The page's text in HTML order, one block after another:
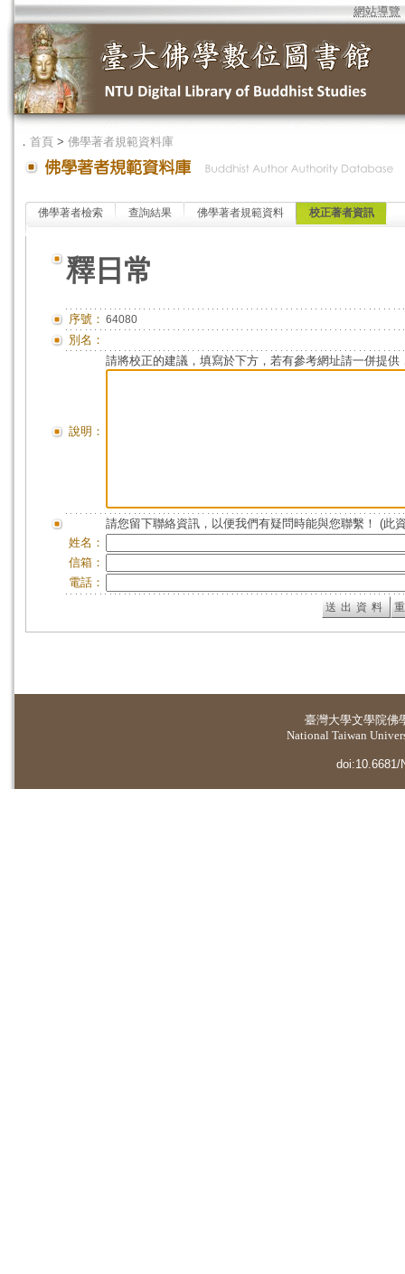
網站導覽
． 首頁 > 佛學著者規範資料庫
佛學著者檢索 查詢結果 佛學著者規範資料 校正著者資訊
釋日常
序號： 64080
別名：
說明：
請將校正的建議，填寫於下方，若有參考網址請一併提供
請您留下聯絡資訊，以便我們有疑問時能與您聯繫！ (此
姓名：
信箱：
電話：
臺灣大學文學院佛
National Taiwan
doi:10.6681/